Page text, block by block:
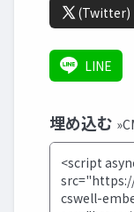
(Twitter)
LINE
埋め込む